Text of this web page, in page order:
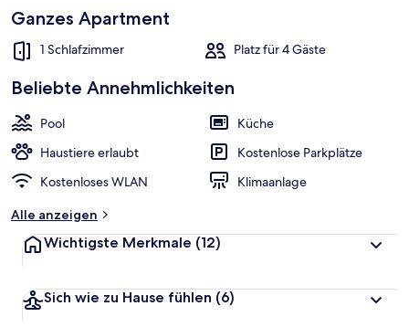
Ganzes Apartment
1 Schlafzimmer Platz für 4 Gäste
Beliebte Annehmlichkeiten
Pool
Küche
Haustiere erlaubt
Kostenlose Parkplätze
Kostenloses WLAN
Klimaanlage
Alle anzeigen
Wichtigste Merkmale (12)
Sich wie zu Hause fühlen (6)